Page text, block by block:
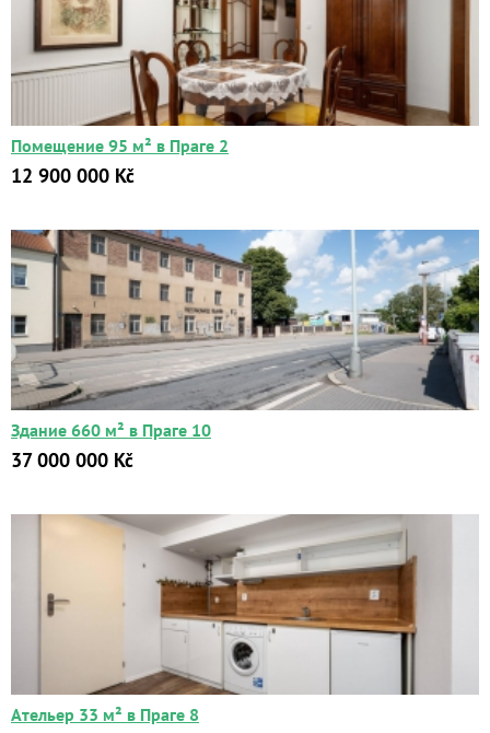
Помещение 95 м² в Праге 2
12 900 000 Kč
Здание 660 м² в Праге 10
37 000 000 Kč
Ательер 33 м² в Праге 8